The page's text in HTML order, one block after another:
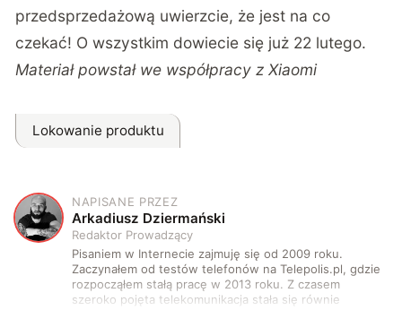
przedsprzedażową uwierzcie, że jest na co
czekać! O wszystkim dowiecie się już 22 lutego.
Materiał powstał we współpracy z Xiaomi
Lokowanie produktu
A
NAPISANE PRZEZ
Arkadiusz Dziermański
Redaktor Prowadzący
Pisaniem w Internecie zajmuję się od 2009 roku.
Zaczynałem od testów telefonów na Telepolis.pl, gdzie
rozpocząłem stałą pracę w 2013 roku. Z czasem
szeroko pojęta telekomunikacja stała się równie